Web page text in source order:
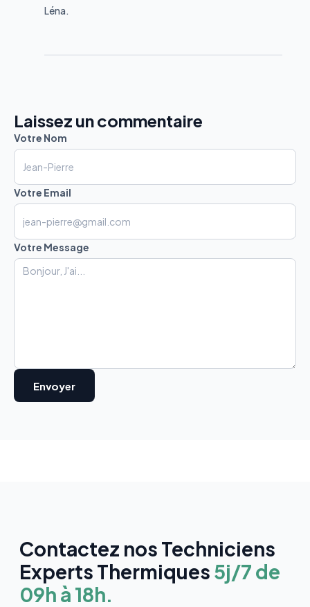
Léna.
Laissez un commentaire
Votre Nom
Votre Email
Votre Message
Contactez nos Techniciens
Experts Thermiques 5j/7 de
09h à 18h.